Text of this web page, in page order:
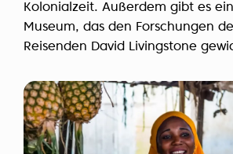
Kolonialzeit. Außerdem gibt es
Museum, das den Forschungen
Reisenden David Livingstone